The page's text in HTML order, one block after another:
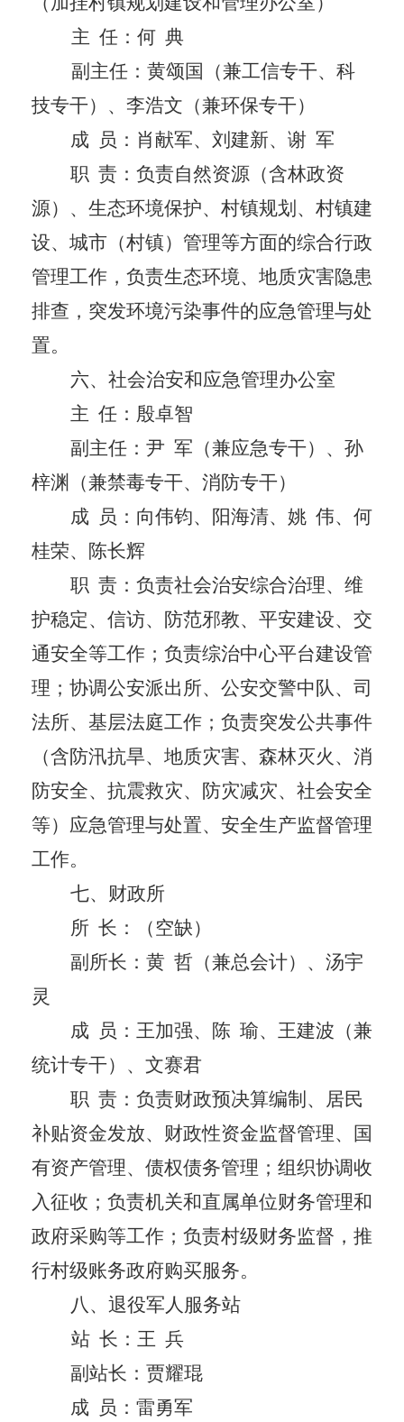
主 任 ： 何 典
副主任：黄颂国（兼工信专干、科
技专干）、李浩文（兼环保专干）
成
员： 肖献军、刘建新、谢 军
职 责：负责自然资源（含林政资
源）、生态环境保护、村镇规划、村镇建
设、城市（村镇）管理等方面的综合行政
管理工作，负责生态环境、地质灾害隐患
排查，突发环境污染事件的应急管理与处
置。
六、社会治安和应急管理办公室
主 任：殷卓智
副主任：尹 军 （兼应急专干） 、孙
梓渊（兼禁毒专干、消防专干）
成
员：向伟钧、 阳海清、姚 伟、何
桂荣、陈长辉
职 责：负责社会治安综合治理、维
护稳定、信访、防范邪教、平安建设、交
通安全等工作；负责综治中心平台建设管
理；协调公安派出所、公安交警中队、司
法所、基层法庭工作；负责突发公共事件
（含防汛抗旱、地质灾害、森林灭火、消
防安全、抗震救灾、防灾减灾、社会安全
等）应急管理与处置、安全生产监督管理
工作。
七、财政所
所 长 ：
（空缺）
副所长：黄 哲（兼总会计）、汤宇
灵
成
员： 王加强、陈 瑜、王建波（兼
统计专干）、文赛君
职 责：负责财政预决算编制、居民
补贴资金发放、财政性资金监督管理、国
有资产管理、债权债务管理；组织协调收
入征收；负责机关和直属单位财务管理和
政府采购等工作；负责村级财务监督，推
行村级账务政府购买服务。
八 、 退役军人服务站
站 长 ： 王 兵
副站长：贾耀琨
成
员： 雷勇军